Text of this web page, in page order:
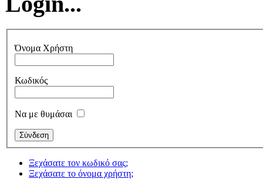
Όνομα Χρήστη
Κωδικός
Να με θυμάσαι
Ξεχάσατε τον κωδικό σας;
Ξεχάσατε το όνομα χρήστη;